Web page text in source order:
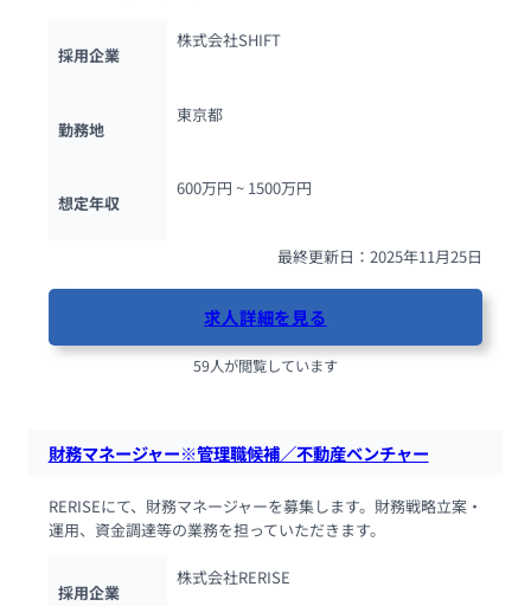
採用企業
株式会社SHIFT
勤務地
東京都
想定年収
600万円 ~ 1500万円
最終更新日：2025年11月25日
求人詳細を見る
59人が閲覧しています
財務マネージャー※管理職候補／不動産ベンチャー
RERISEにて、財務マネージャーを募集します。財務戦略立案・
運用、資金調達等の業務を担っていただきます。
採用企業
株式会社RERISE